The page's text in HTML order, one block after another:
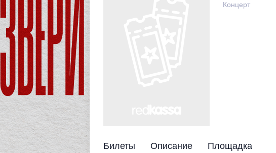
Концерт
Билеты Описание Площадка